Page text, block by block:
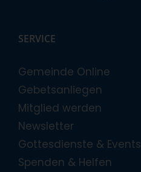
SERVICE
Gemeinde Online
Gebetsanliegen
Mitglied werden
Newsletter
Gottesdienste & Events
Spenden & Helfen